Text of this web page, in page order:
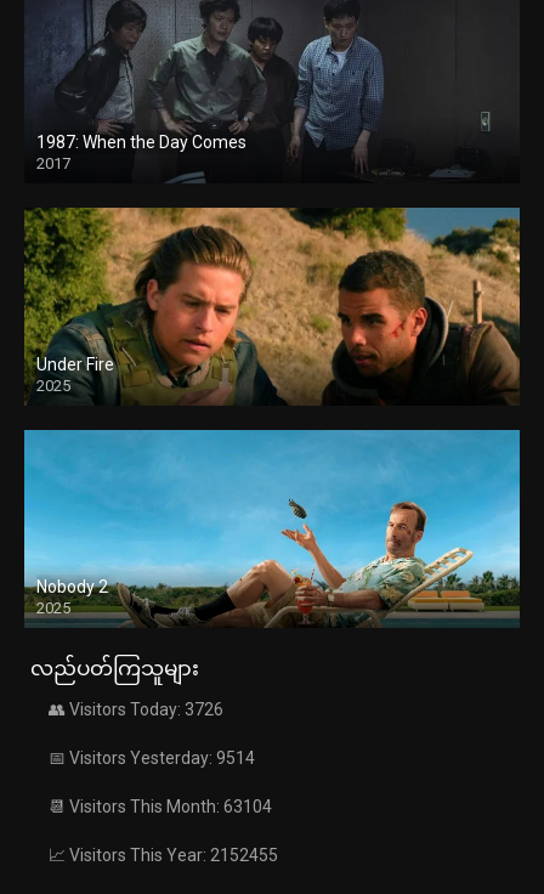
1987: When the Day Comes
2017
Under Fire
2025
Nobody 2
2025
လည်ပတ်ကြသူများ
👥 Visitors Today: 3726
📅 Visitors Yesterday: 9514
📆 Visitors This Month: 63104
📈 Visitors This Year: 2152455